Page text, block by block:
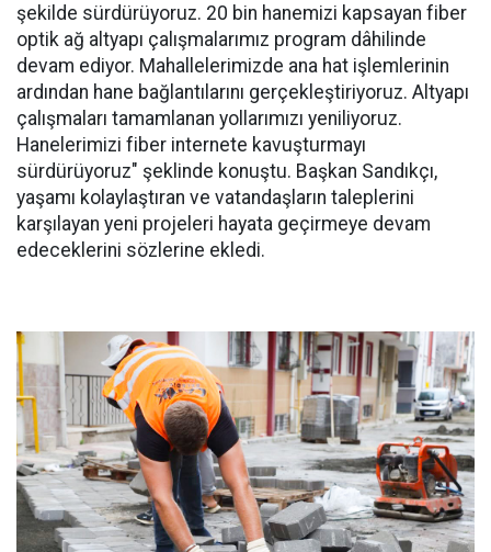
şekilde sürdürüyoruz. 20 bin hanemizi kapsayan fiber
optik ağ altyapı çalışmalarımız program dâhilinde
devam ediyor. Mahallelerimizde ana hat işlemlerinin
ardından hane bağlantılarını gerçekleştiriyoruz. Altyapı
çalışmaları tamamlanan yollarımızı yeniliyoruz.
Hanelerimizi fiber internete kavuşturmayı
sürdürüyoruz" şeklinde konuştu. Başkan Sandıkçı,
yaşamı kolaylaştıran ve vatandaşların taleplerini
karşılayan yeni projeleri hayata geçirmeye devam
edeceklerini sözlerine ekledi.